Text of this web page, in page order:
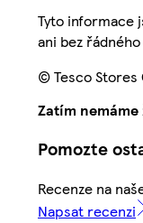
Tyto informace
ani bez
© Tesco Stores
Zatím
Pomozte
Recenze na
Napsat recenzi